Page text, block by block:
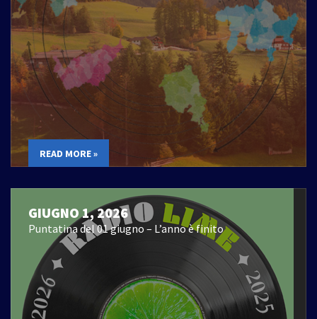
READ MORE »
GIUGNO 1, 2026
Puntatina del 01 giugno – L’anno è finito